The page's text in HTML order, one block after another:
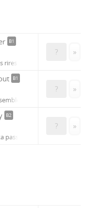
B1
rires
? »
B1
?
? »
B2
? »